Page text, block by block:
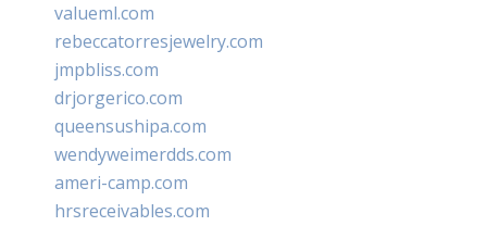
valueml.com
rebeccatorresjewelry.com
jmpbliss.com
drjorgerico.com
queensushipa.com
wendyweimerdds.com
ameri-camp.com
hrsreceivables.com